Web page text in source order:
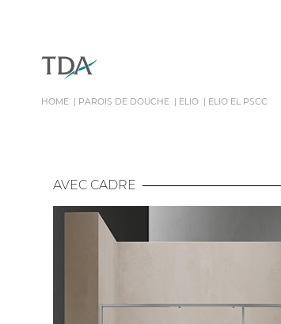
HOME PAROIS DE DOUCHE ELIO ELIO EL PSCC
AVEC CADRE